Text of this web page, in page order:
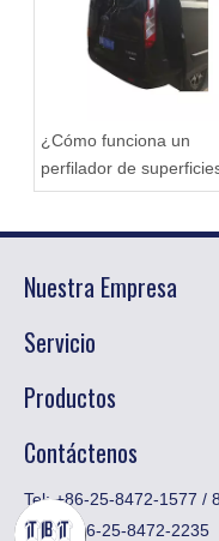
¿Cómo funciona un
perfilador de superficies
carreteras?
Nuestra Empresa
Servicio
Productos
Contáctenos
Tel: +86-25-8472-1577 /
Fax:​+ 86-25-8472-2235